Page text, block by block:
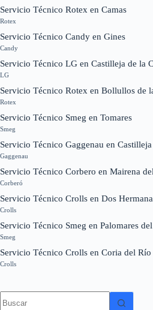
Servicio Técnico Rotex en Camas
Rotex
Servicio Técnico Candy en Gines
Candy
Servicio Técnico LG en Castilleja de la
LG
Servicio Técnico Rotex en Bollullos de
Rotex
Servicio Técnico Smeg en Tomares
Smeg
Servicio Técnico Gaggenau en Castilleja
Gaggenau
Servicio Técnico Corbero en Mairena
Corberó
Servicio Técnico Crolls en Dos
Crolls
Servicio Técnico Smeg en Palomares
Smeg
Servicio Técnico Crolls en Coria del Río
Crolls
resultados